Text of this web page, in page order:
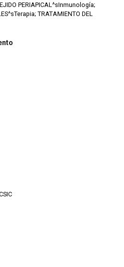
PERIAPICAL^sInmunología;
TRATAMIENTO DEL